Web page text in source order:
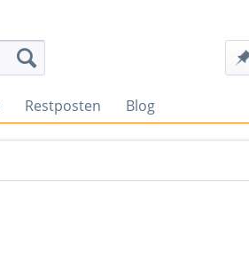
Restposten Blog